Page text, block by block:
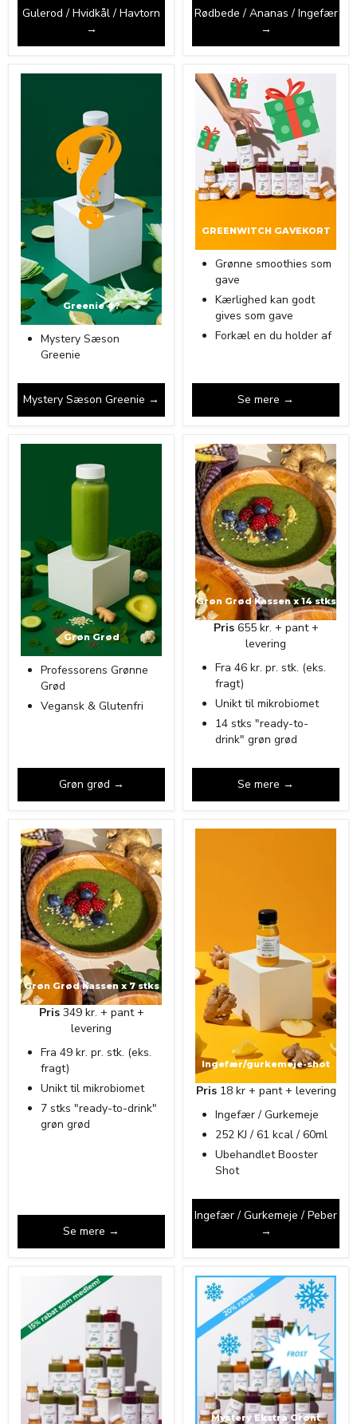
Gulerod / Hvidkål / Havtorn
→
Rødbede / Ananas / Ingefær
→
Greenie #?
Mystery Sæson
Greenie
Mystery Sæson Greenie →
GREENWITCH GAVEKORT
Grønne smoothies som
gave
Kærlighed kan godt
gives som gave
Forkæl en du holder af
Se mere →
Grøn Grød
Professorens Grønne
Grød
Vegansk & Glutenfri
Grøn grød →
Grøn Grød Kassen x 14 stks
Pris655 kr. + pant +
levering
Fra 46 kr. pr. stk. (eks.
fragt)
Unikt til mikrobiomet
14 stks "ready-to-
drink" grøn grød
Se mere →
Grøn Grød Kassen x 7 stks
Pris349 kr. + pant +
levering
Fra 49 kr. pr. stk. (eks.
fragt)
Unikt til mikrobiomet
7 stks "ready-to-drink"
grøn grød
Se mere →
Ingefær/gurkemeje-shot
Pris18 kr + pant + levering
Ingefær / Gurkemeje
252 KJ / 61 kcal / 60ml
Ubehandlet Booster
Shot
Ingefær / Gurkemeje / Peber
→
Mystery Ekstra Grønt